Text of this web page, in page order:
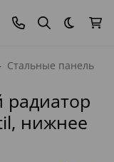
Темная
Стальные
нижнее